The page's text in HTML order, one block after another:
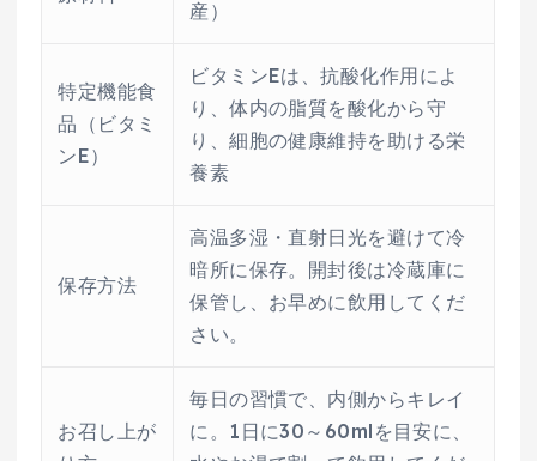
産）
特定機能食
品（ビタミ
ンE）
ビタミンEは、抗酸化作用によ
り、体内の脂質を酸化から守
り、細胞の健康維持を助ける栄
養素
保存方法
高温多湿・直射日光を避けて冷
暗所に保存。開封後は冷蔵庫に
保管し、お早めに飲用してくだ
さい。
お召し上が
毎日の習慣で、内側からキレイ
に。1日に30～60mlを目安に、